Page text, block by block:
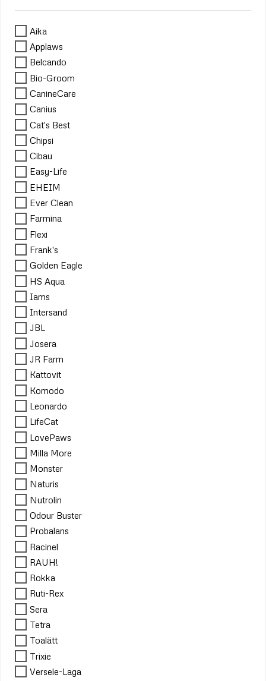
Aika
Applaws
Belcando
Bio-Groom
CanineCare
Canius
Cat's Best
Chipsi
Cibau
Easy-Life
EHEIM
Ever Clean
Farmina
Flexi
Frank's
Golden Eagle
HS Aqua
Iams
Intersand
JBL
Josera
JR Farm
Kattovit
Komodo
Leonardo
LifeCat
LovePaws
Milla More
Monster
Naturis
Nutrolin
Odour Buster
Probalans
Racinel
RAUH!
Rokka
Ruti-Rex
Sera
Tetra
Toalätt
Trixie
Versele-Laga